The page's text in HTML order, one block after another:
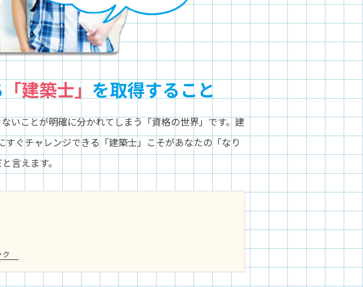
「建築士」 を取得すること
いことが明確に分かれてしまう「資格の世界」です。建
ぐチャレンジできる「建築士」こそがあなたの「なり
言えます。